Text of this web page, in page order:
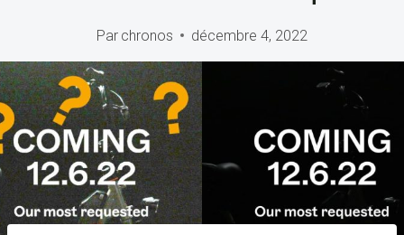
Par chronos décembre 4, 2022